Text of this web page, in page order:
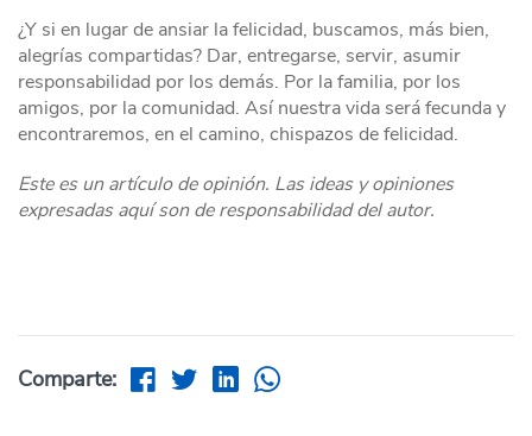
¿Y si en lugar de ansiar la felicidad, buscamos, más bien,
alegrías compartidas? Dar, entregarse, servir, asumir
responsabilidad por los demás. Por la familia, por los
amigos, por la comunidad. Así nuestra vida será fecunda y
encontraremos, en el camino, chispazos de felicidad.
Este es un artículo de opinión. Las ideas y opiniones
expresadas aquí son de responsabilidad del autor.
Comparte: